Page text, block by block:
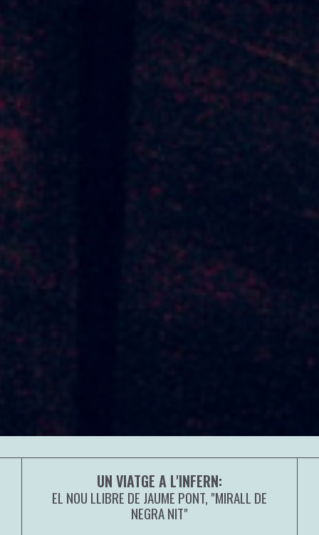
UN VIATGE A L'INFERN:
EL NOU LLIBRE DE JAUME PONT, "MIRALL DE
NEGRA NIT"